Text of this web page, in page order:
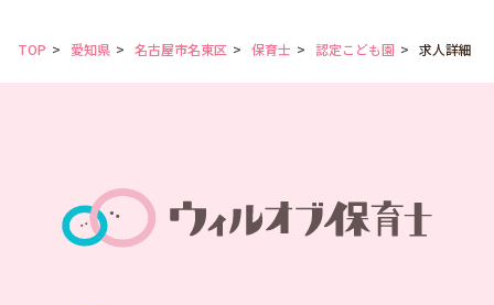
TOP 愛知県 名古屋市名東区 保育士 認定こども園 求人詳細